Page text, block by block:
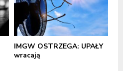
IMGW OSTRZEGA: UPAŁY
wracają